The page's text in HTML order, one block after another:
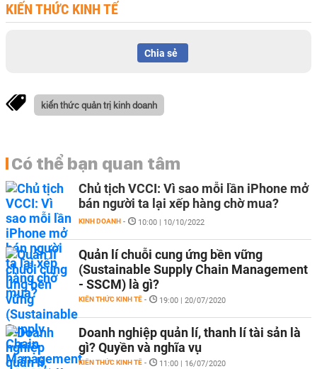
KIẾN THỨC KINH TẾ
Chia sẻ
kiến thức quản trị kinh doanh
Có thể bạn quan tâm
Chủ tịch VCCI: Vì sao mỗi lần iPhone mở
bán người ta lại xếp hàng chờ mua?
KINH DOANH - 10:00 | 10/10/2022
Quản lí chuỗi cung ứng bền vững
(Sustainable Supply Chain Management
- SSCM) là gì?
KIẾN THỨC KINH TẾ - 19:00 | 20/07/2020
Doanh nghiệp quản lí, thanh lí tài sản là
gì? Quyền và nghĩa vụ
KIẾN THỨC KINH TẾ - 11:00 | 16/07/2020